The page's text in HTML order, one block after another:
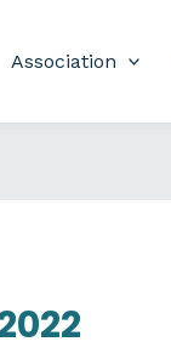
Association